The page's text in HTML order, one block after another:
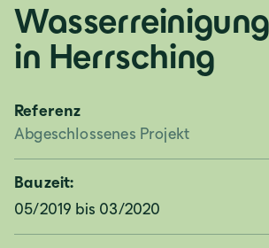
in Herrsching
Referenz
Abgeschlossenes Projekt
Bauzeit:
05/2019 bis 03/2020